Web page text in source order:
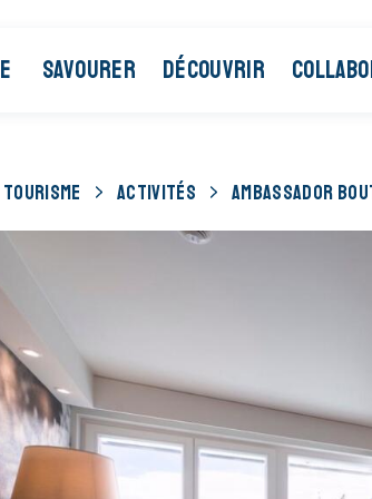
SAVOURER DÉCOUVRIR
TOURISME ACTIVITÉS AMBASSADOR